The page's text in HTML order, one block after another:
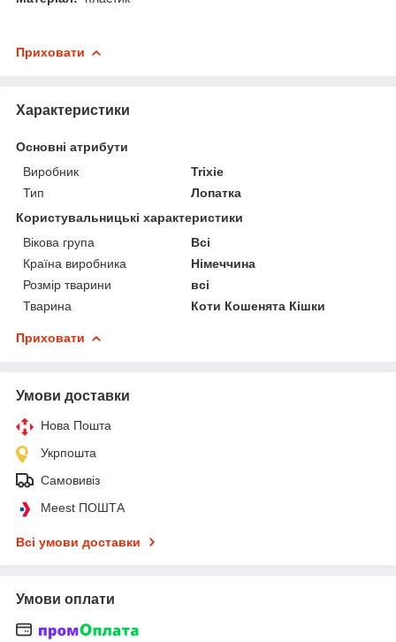
Приховати
Характеристики
Основні атрибути
Виробник
Trixie
Тип
Лопатка
Користувальницькі характеристики
Вікова група
Всі
Країна виробника
Німеччина
Розмір тварини
всі
Тварина
Коти Кошенята Кішки
Приховати
Умови доставки
Нова Пошта
Укрпошта
Самовивіз
Meest ПОШТА
Всі умови доставки
Умови оплати